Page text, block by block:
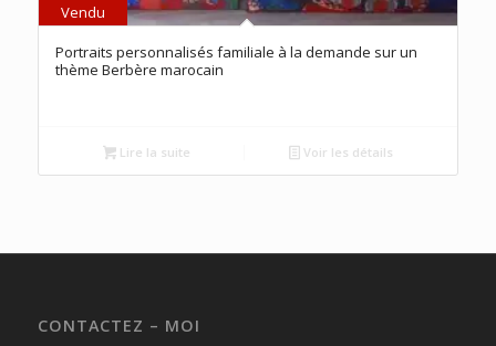
Vendu
5.00
Portraits personnalisés familiale à la demande sur un
thème Berbère marocain
Lire la suite Voir les détails
CONTACTEZ – MOI